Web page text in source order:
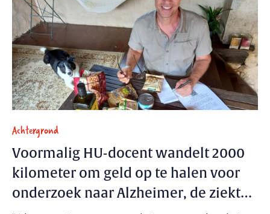
Achtergrond
Voormalig HU-docent wandelt 2000
kilometer om geld op te halen voor
onderzoek naar Alzheimer, de ziekte